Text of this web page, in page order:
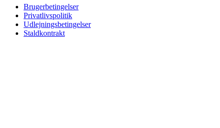
Brugerbetingelser
Privatlivspolitik
Udlejningsbetingelser
Staldkontrakt